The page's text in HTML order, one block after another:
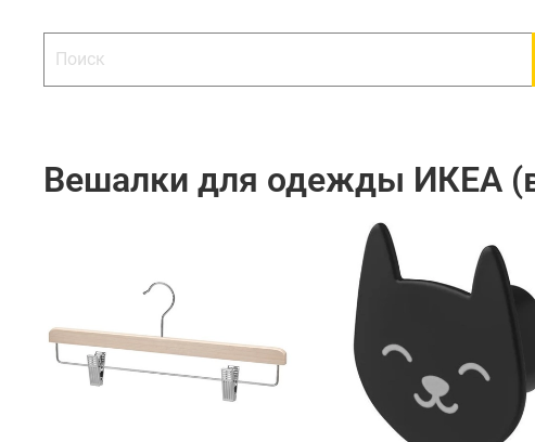
Вешалки для одежды ИКЕА